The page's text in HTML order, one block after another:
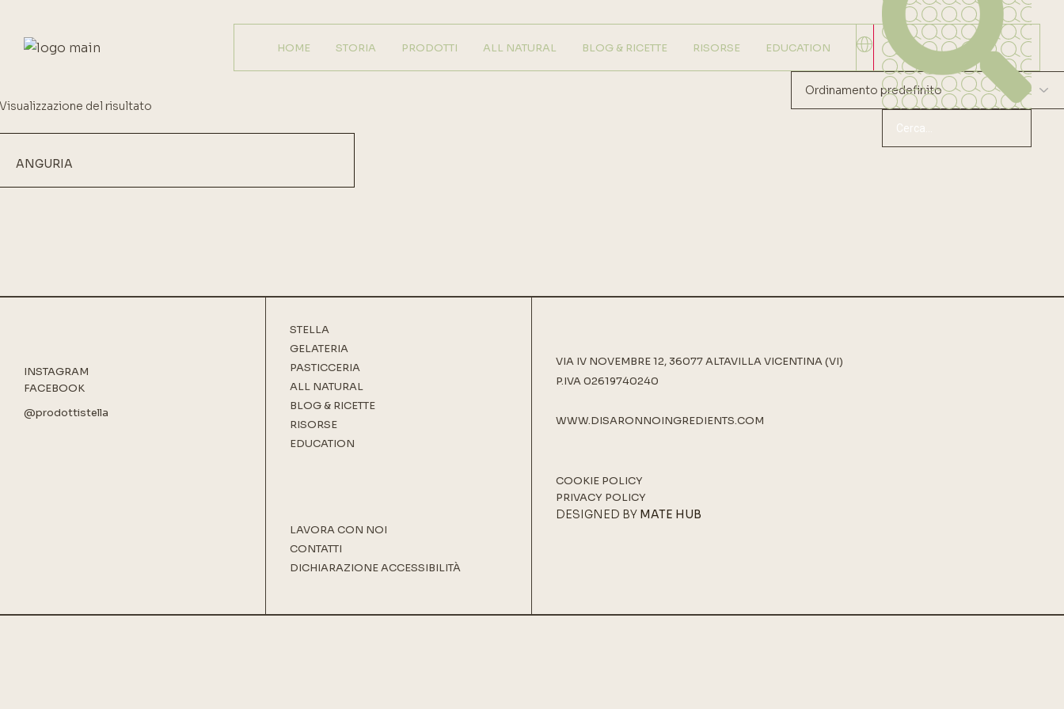
HOME STORIA PRODOTTI ALL NATURAL BLOG & RICETTE RISORSE EDUCATION
Visualizzazione del risultato
ANGURIA
INSTAGRAM
FACEBOOK
@prodottistella
STELLA
GELATERIA
PASTICCERIA
ALL NATURAL
BLOG & RICETTE
RISORSE
EDUCATION
LAVORA CON NOI
CONTATTI
DICHIARAZIONE ACCESSIBILITÀ
VIA IV NOVEMBRE 12, 36077 ALTAVILLA VICENTINA (VI)
P.IVA 02619740240
WWW.DISARONNOINGREDIENTS.COM
COOKIE POLICY
PRIVACY POLICY
DESIGNED BY MATE HUB